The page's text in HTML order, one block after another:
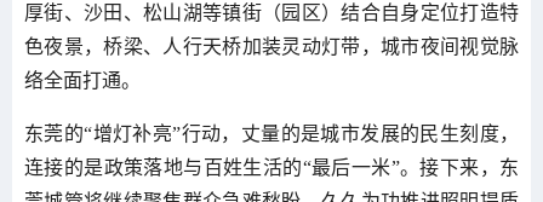
厚街、沙田、松山湖等镇街（园区）结合自身定位打造特
色夜景，桥梁、人行天桥加装灵动灯带，城市夜间视觉脉
络全面打通。
东莞的“增灯补亮”行动，丈量的是城市发展的民生刻度，
连接的是政策落地与百姓生活的“最后一米”。接下来，东